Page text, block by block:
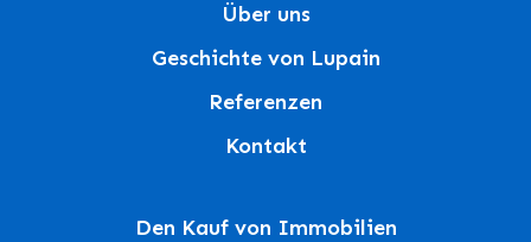
Über uns
Geschichte von Lupain
Referenzen
Kontakt
Den Kauf von Immobilien